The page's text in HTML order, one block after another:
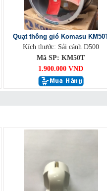
Quạt thông gió Komasu
Kích thước: Sải cánh D500
Mã SP: KM50T
1.900.000 VND